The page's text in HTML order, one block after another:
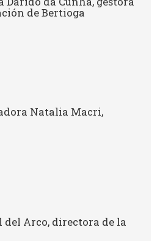
de Bertioga
Natalia Macri,
del Arco, directora de la